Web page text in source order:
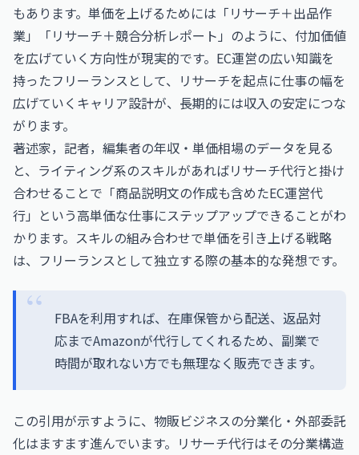
もあります。単価を上げるためには「リサーチ＋出品作
業」「リサーチ＋競合分析レポート」のように、付加価値
を広げていく方向性が現実的です。EC運営の広い知識を
持ったフリーランスとして、リサーチを起点に仕事の幅を
広げていくキャリア設計が、長期的には収入の安定につな
がります。
著述家，記者，編集者の年収・単価相場のデータを見る
と、ライティング系のスキルがあればリサーチ代行と掛け
合わせることで「商品説明文の作成も含めたEC運営代
行」という高単価な仕事にステップアップできることがわ
かります。スキルの組み合わせで単価を引き上げる戦略
は、フリーランスとして独立する際の基本的な発想です。
FBAを利用すれば、在庫保管から配送、返品対
応までAmazonが代行してくれるため、副業で
時間が取れない方でも無理なく販売できます。
この引用が示すように、物販ビジネスの分業化・外部委託
化はますます進んでいます。リサーチ代行はその分業構造